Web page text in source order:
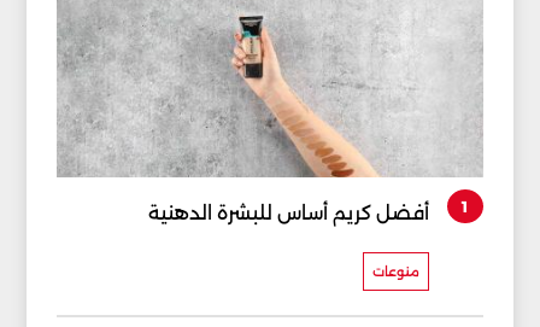
1 أفضل كريم أساس للبشرة الدهنية
منوعات